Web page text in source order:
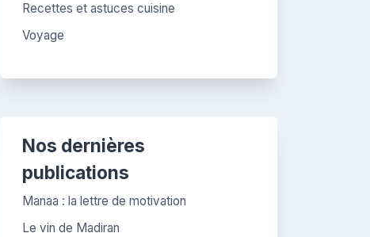
Recettes et astuces cuisine
Voyage
Nos dernières
publications
Manaa : la lettre de motivation
Le vin de Madiran